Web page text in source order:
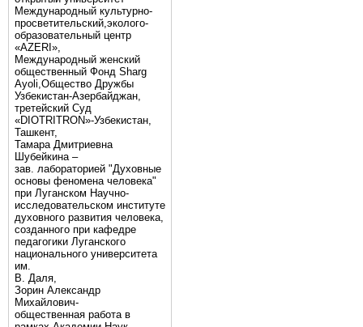
Международный культурно-
просветительский,эколого-
образовательный центр
«AZERI»,
Mеждународный женский
общественный Фонд Sharg
Аyoli,Общество Дружбы
Узбекистан-Азербайджан,
третейский Суд
«DIOTRITRON»-Узбекистан,
Ташкент,
Тамара Дмитриевна
Шубейкина –
зав. лабораторией "Духовные
основы феномена человека"
при Луганском Научно-
исследовательском институте
духовного развития человека,
созданного при кафедре
педагогики Луганского
национального университета
им.
В. Даля,
Зорин Александр
Михайлович-
общественная работа в